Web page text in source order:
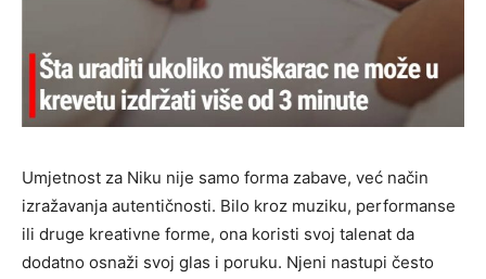
Umjetnost za Niku nije samo forma zabave, već način
izražavanja autentičnosti. Bilo kroz muziku, performanse
ili druge kreativne forme, ona koristi svoj talenat da
dodatno osnaži svoj glas i poruku. Njeni nastupi često